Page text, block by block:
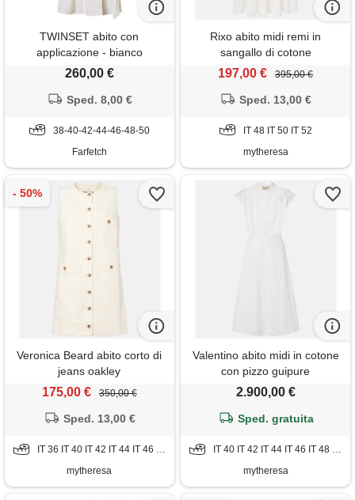
TWINSET abito con
applicazione - bianco
260,00 €
Sped. 8,00 €
38-40-42-44-46-48-50
Farfetch
Rixo abito midi remi in
sangallo di cotone
197,00 € 395,00 €
Sped. 13,00 €
IT 48 IT 50 IT 52
mytheresa
Veronica Beard abito corto di
jeans oakley
175,00 € 350,00 €
Sped. 13,00 €
IT 36 IT 40 IT 42 IT 44 IT 46 IT 48 IT 50 IT 52
mytheresa
Valentino abito midi in cotone
con pizzo guipure
2.900,00 €
Sped. gratuita
IT 40 IT 42 IT 44 IT 46 IT 48 IT 50
mytheresa